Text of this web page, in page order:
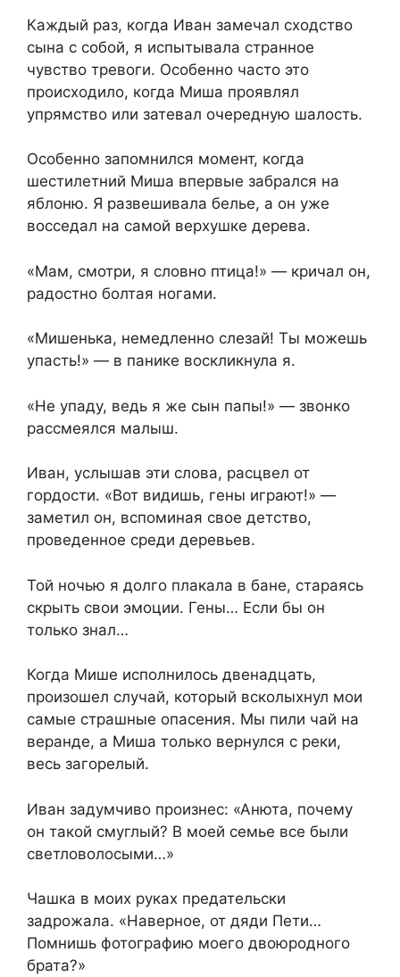
Каждый раз, когда Иван замечал сходство
сына с собой, я испытывала странное
чувство тревоги. Особенно часто это
происходило, когда Миша проявлял
упрямство или затевал очередную шалость.
Особенно запомнился момент, когда
шестилетний Миша впервые забрался на
яблоню. Я развешивала белье, а он уже
восседал на самой верхушке дерева.
«Мам, смотри, я словно птица!» — кричал он,
радостно болтая ногами.
«Мишенька, немедленно слезай! Ты можешь
упасть!» — в панике воскликнула я.
«Не упаду, ведь я же сын папы!» — звонко
рассмеялся малыш.
Иван, услышав эти слова, расцвел от
гордости. «Вот видишь, гены играют!» —
заметил он, вспоминая свое детство,
проведенное среди деревьев.
Той ночью я долго плакала в бане, стараясь
скрыть свои эмоции. Гены… Если бы он
только знал…
Когда Мише исполнилось двенадцать,
произошел случай, который всколыхнул мои
самые страшные опасения. Мы пили чай на
веранде, а Миша только вернулся с реки,
весь загорелый.
Иван задумчиво произнес: «Анюта, почему
он такой смуглый? В моей семье все были
светловолосыми…»
Чашка в моих руках предательски
задрожала. «Наверное, от дяди Пети…
Помнишь фотографию моего двоюродного
брата?»